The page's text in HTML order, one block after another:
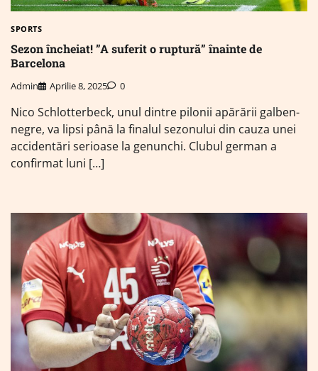
SPORTS
Sezon încheiat! ”A suferit o ruptură” înainte de
Barcelona
Admin Aprilie 8, 2025 0
Nico Schlotterbeck, unul dintre pilonii apărării galben-
negre, va lipsi până la finalul sezonului din cauza unei
accidentări serioase la genunchi. Clubul german a
confirmat luni […]